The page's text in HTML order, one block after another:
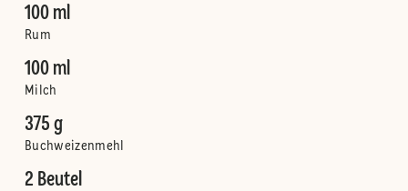
100 ml
Rum
100 ml
Milch
375 g
Buchweizenmehl
2 Beutel